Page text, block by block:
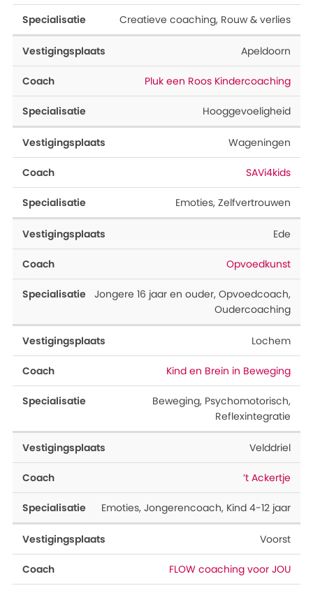
Creatieve coaching, Rouw & verlies
Apeldoorn
Pluk een Roos Kindercoaching
Hooggevoeligheid
Wageningen
SAVi4kids
Emoties, Zelfvertrouwen
Ede
Opvoedkunst
Jongere 16 jaar en ouder, Opvoedcoach,
Oudercoaching
Lochem
Kind en Brein in Beweging
Beweging, Psychomotorisch,
Reflexintegratie
Velddriel
’t Ackertje
Emoties, Jongerencoach, Kind 4-12 jaar
Voorst
FLOW coaching voor JOU